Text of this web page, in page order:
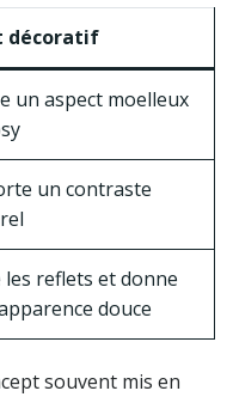
décoratif
un aspect moelleux
un contraste
les reflets et donne
douce
souvent mis en